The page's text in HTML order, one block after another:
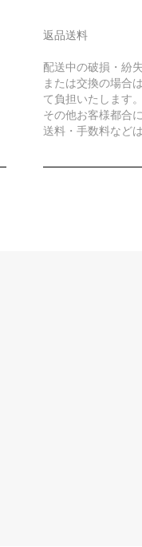
返品送料
配送中の破損・紛
または交換の場合
て負担いたします。
その他お客様都合
送料・手数料など